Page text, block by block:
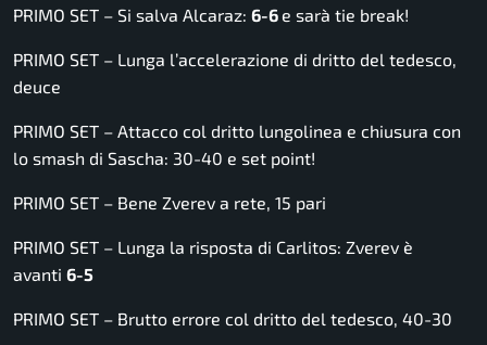
PRIMO SET – Si salva Alcaraz: 6-6e sarà tie break!
PRIMO SET – Lunga l’accelerazione di dritto del tedesco,
deuce
PRIMO SET – Attacco col dritto lungolinea e chiusura con
lo smash di Sascha: 30-40 e set point!
PRIMO SET – Bene Zverev a rete, 15 pari
PRIMO SET – Lunga la risposta di Carlitos: Zverev è
avanti 6-5
PRIMO SET – Brutto errore col dritto del tedesco, 40-30